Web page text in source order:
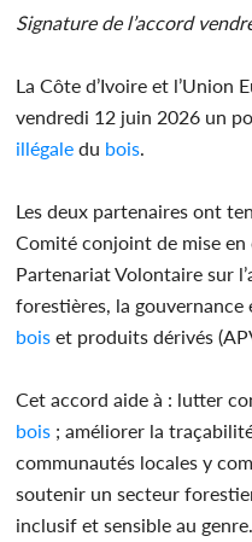
Signature de l’accord
La Côte d’Ivoire et l’Union
vendredi 12 juin 2026 un
illégale du bois.
Les deux partenaires ont
Comité conjoint de mise
Partenariat Volontaire sur
forestières, la gouvernance
bois et produits dérivés
Cet accord aide à : lutter
bois ; améliorer la
communautés locales y
soutenir un secteur
inclusif et sensible au genre.